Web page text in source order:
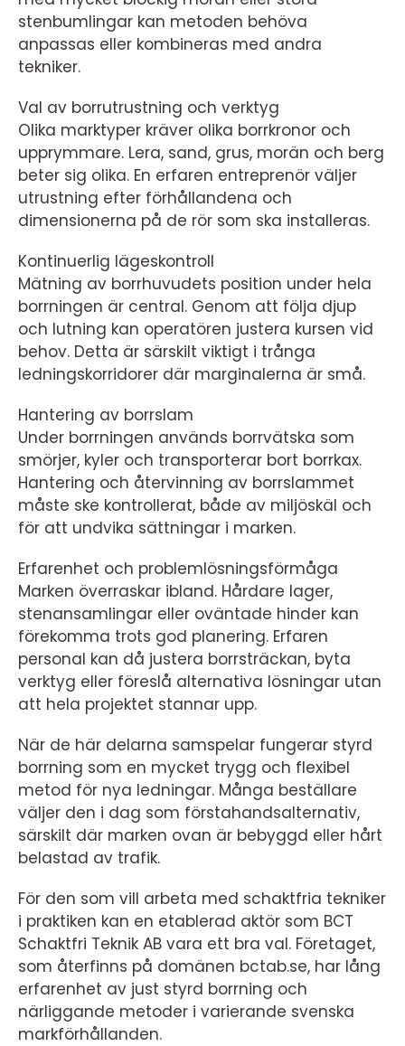
stenbumlingar kan metoden behöva
anpassas eller kombineras med andra
tekniker.
Val av borrutrustning och verktyg
Olika marktyper kräver olika borrkronor och
upprymmare. Lera, sand, grus, morän och berg
beter sig olika. En erfaren entreprenör väljer
utrustning efter förhållandena och
dimensionerna på de rör som ska installeras.
Kontinuerlig lägeskontroll
Mätning av borrhuvudets position under hela
borrningen är central. Genom att följa djup
och lutning kan operatören justera kursen vid
behov. Detta är särskilt viktigt i trånga
ledningskorridorer där marginalerna är små.
Hantering av borrslam
Under borrningen används borrvätska som
smörjer, kyler och transporterar bort borrkax.
Hantering och återvinning av borrslammet
måste ske kontrollerat, både av miljöskäl och
för att undvika sättningar i marken.
Erfarenhet och problemlösningsförmåga
Marken överraskar ibland. Hårdare lager,
stenansamlingar eller oväntade hinder kan
förekomma trots god planering. Erfaren
personal kan då justera borrsträckan, byta
verktyg eller föreslå alternativa lösningar utan
att hela projektet stannar upp.
När de här delarna samspelar fungerar styrd
borrning som en mycket trygg och flexibel
metod för nya ledningar. Många beställare
väljer den i dag som förstahandsalternativ,
särskilt där marken ovan är bebyggd eller hårt
belastad av trafik.
För den som vill arbeta med schaktfria tekniker
i praktiken kan en etablerad aktör som BCT
Schaktfri Teknik AB vara ett bra val. Företaget,
som återfinns på domänen bctab.se, har lång
erfarenhet av just styrd borrning och
närliggande metoder i varierande svenska
markförhållanden.